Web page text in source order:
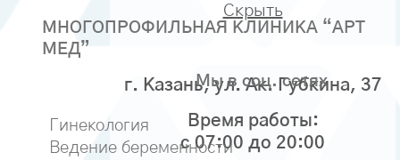
Скрыть
г. Казань, ул. Ак. Губкина, 37
Время работы:
с 07:00 до 20:00
МНОГОПРОФИЛЬНАЯ КЛИНИКА “АРТ
МЕД”
Мы в соц. сетях
Гинекология
Ведение беременности